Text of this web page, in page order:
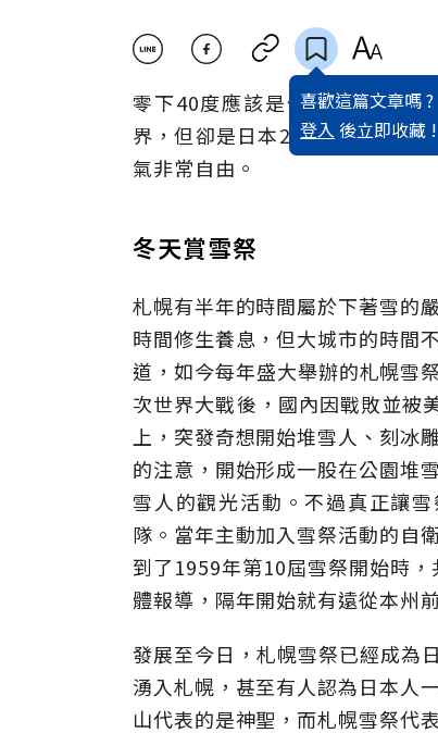
喜歡這篇文章嗎 ?
登入 後立即收藏 !
零下40度應該是何種冷冽的感
界，但卻是日本20、30世代的
氣非常自由。
冬天賞雪祭
札幌有半年的時間屬於下著雪的
時間修生養息，但大城市的時間
道，如今每年盛大舉辦的札幌雪
次世界大戰後，國內因戰敗並被
上，突發奇想開始堆雪人、刻冰
的注意，開始形成一股在公園堆
雪人的觀光活動。不過真正讓
隊。當年主動加入雪祭活動的自
到了1959年第10屆雪祭開始時
體報導，隔年開始就有遠從本州
發展至今日，札幌雪祭已經成為
湧入札幌，甚至有人認為日本人
山代表的是神聖，而札幌雪祭代